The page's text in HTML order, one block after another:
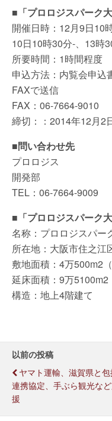
■ 「プロロジスパーク
開催日時：12月9日10
10日10時30分-、13時
所要時間：1時間程度
申込方法：内覧会申込
FAXで送信
FAX：06-7664-9010
締切：：2014年12月2
■問い合わせ先
プロロジス
開発部
TEL：06-7664-9009
■ 「プロロジスパーク
名称：プロロジスパー
所在地：大阪市住之江
敷地面積：4万500m2
延床面積：9万5100m2
構造：地上4階建て
以前の投稿
ヤマト運輸、滋賀県と
連携協定、手ぶら観光な
援